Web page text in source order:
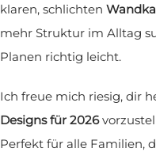
klaren, schlichten
mehr Struktur im Alltag
Planen richtig leicht.
Ich freue mich riesig, dir
Designs für 2026
Perfekt für alle Familien,